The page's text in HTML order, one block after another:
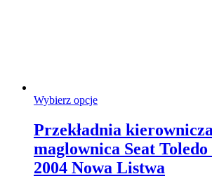
Wybierz opcjeTen
ma
wiele
wariantów.
Opcje
można
Przekładnia
maglownica Seat
2004 Nowa Listwa